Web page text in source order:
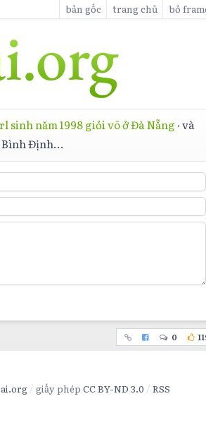
bản gốc trang chủ bỏ
sinh năm 1998 giỏi võ ở Đà Nẵng ·và
Định...
0
giấy phép CC BY-ND 3.0 RSS